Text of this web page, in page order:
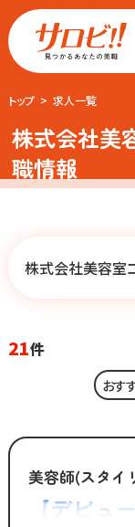
トップ 求人一覧
株式会社美
職情報
株式会社美容室
21件
おす
美容師(スタイ
【デビュ